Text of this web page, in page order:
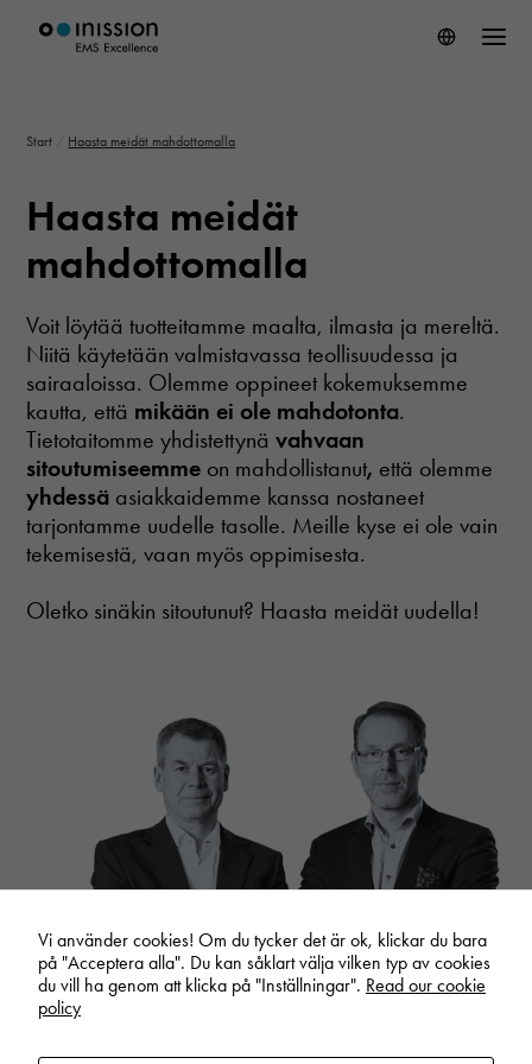
Start Haasta meidät mahdottomalla
Haasta meidät
mahdottomalla
Voit löytää tuotteitamme maalta, ilmasta ja mereltä.
Niitä käytetään valmistavassa teollisuudessa ja
sairaaloissa. Olemme oppineet kokemuksemme
kautta, että mikään ei ole mahdotonta.
Tietotaitomme yhdistettynävahvaan
sitoutumiseemme on mahdollistanut, että olemme
yhdessä asiakkaidemme kanssa nostaneet
tarjontamme uudelle tasolle. Meille kyse ei ole vain
tekemisestä, vaan myös oppimisesta.
Oletko sinäkin sitoutunut? Haasta meidät uudella!
Vi använder cookies! Om du tycker det är ok, klickar du bara
på "Acceptera alla". Du kan såklart välja vilken typ av cookies
du vill ha genom att klicka på "Inställningar". Read our cookie
policy